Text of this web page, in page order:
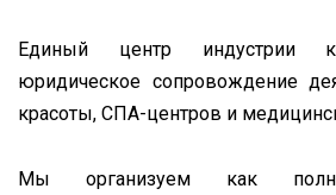
Единый центр индустрии
юридическое сопровождение
красоты, СПА-центров и
Мы организуем как